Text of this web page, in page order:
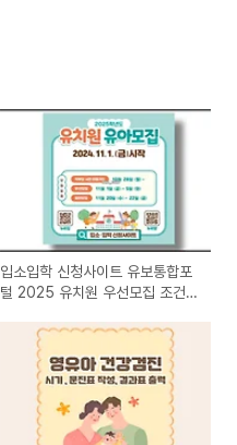
입소입학 신청사이트 유보통합포
털 2025 유치원 우선모집 조건,